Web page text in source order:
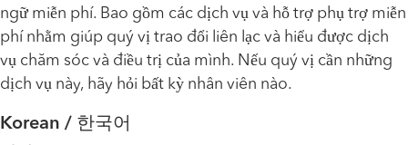
ngữ miễn phí. Bao gồm các dịch vụ và hỗ trợ phụ trợ miễn
phí nhằm giúp quý vị trao đổi liên lạc và hiểu được dịch
vụ chăm sóc và điều trị của mình. Nếu quý vị cần những
dịch vụ này, hãy hỏi bất kỳ nhân viên nào.
Korean / 한국어